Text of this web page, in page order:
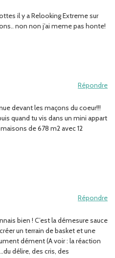
il y a Relooking Extreme sur
non non j’ai meme pas honte!
Répondre
devant les maçons du coeur!!!
quand tu vis dans un mini appart
de 678 m2 avec 12
Répondre
bien ! C’est la démesure sauce
un terrain de basket et une
dément (A voir : la réaction
délire, des cris, des